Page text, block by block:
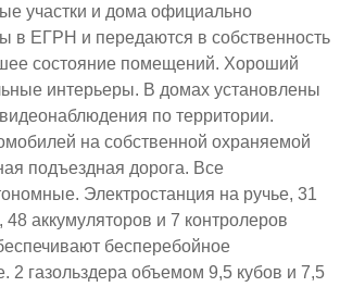
участки и дома официально
в ЕГРН и передаются в собственность
состояние помещений. Хороший
интерьеры. В домах установлены
по территории.
на собственной охраняемой
подъездная дорога. Все
Электростанция на ручье, 31
48 аккумуляторов и 7 контролеров
бесперебойное
2 газольздера объемом 9,5 кубов и 7,5